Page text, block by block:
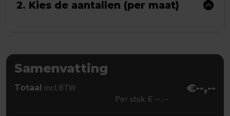
2. Kies de aantallen (per maat)
Samenvatting
Totaal incl.BTW €--,--
Per stuk € --,--